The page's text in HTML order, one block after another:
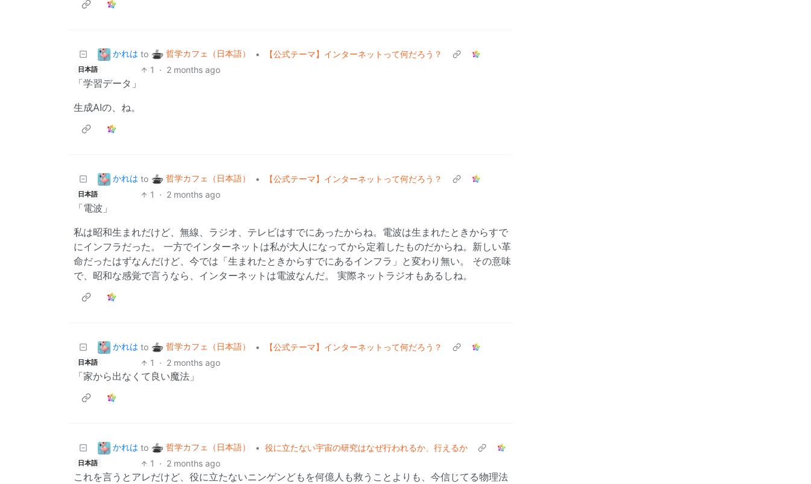
かれは to 哲学カフェ（日本語） • 【公式テーマ】インターネットって何だろう？
日本語 1 · 2 months ago
「学習データ」
生成AIの、ね。
かれは to 哲学カフェ（日本語） • 【公式テーマ】インターネットって何だろう？
日本語 1 · 2 months ago
「電波」
私は昭和生まれだけど、無線、ラジオ、テレビはすでにあったからね。電波は生まれたときからすで
にインフラだった。 一方でインターネットは私が大人になってから定着したものだからね。新しい革
命だったはずなんだけど、今では「生まれたときからすでにあるインフラ」と変わり無い。 その意味
で、昭和な感覚で言うなら、インターネットは電波なんだ。 実際ネットラジオもあるしね。
かれは to 哲学カフェ（日本語） • 【公式テーマ】インターネットって何だろう？
日本語 1 · 2 months ago
「家から出なくて良い魔法」
かれは to 哲学カフェ（日本語） • 役に立たない宇宙の研究はなぜ行われるか、行えるか
日本語 1 · 2 months ago
これを言うとアレだけど、役に立たないニンゲンどもを何億人も救うことよりも、今信じてる物理法